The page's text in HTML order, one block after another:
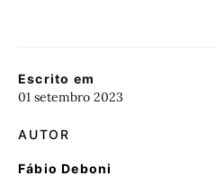
Escrito em
01 setembro 2023
AUTOR
Fábio Deboni